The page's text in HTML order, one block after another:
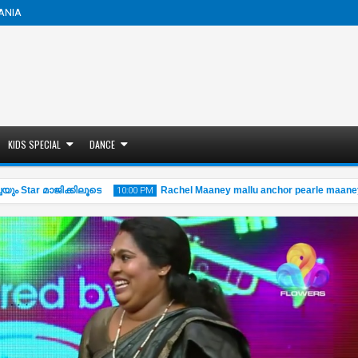
KIDS SPECIAL DANCE
മാജിക്കിലൂടെ 10:00 PM
13 Nov
2019
Rachel Maaney mallu anchor pearle maaney